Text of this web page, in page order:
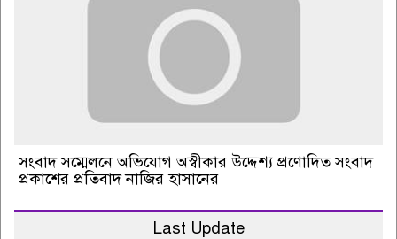
সংবাদ সম্মেলনে অভিযোগ অস্বীকার উদ্দেশ্য প্রণোদিত সংবাদ
প্রকাশের প্রতিবাদ নাজির হাসানের
Last Update